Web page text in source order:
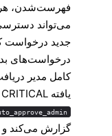
فهرست‌شدن، هر
می‌تواند
جدید درخواست
درخواست‌های
کامل مدیر
یافته CRITICAL با شناسه